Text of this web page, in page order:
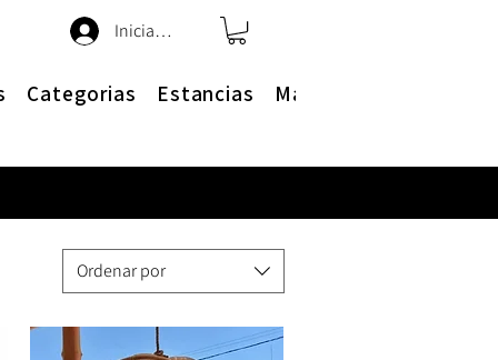
Iniciar sesión
Categorias Estancias Más
Ordenar por